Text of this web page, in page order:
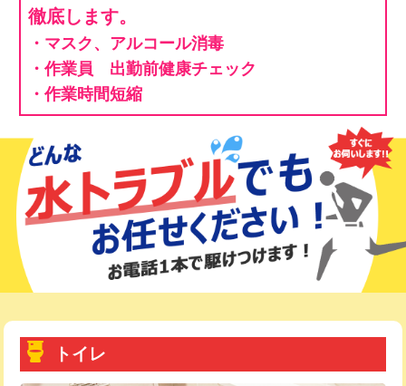
徹底します。
・マスク、アルコール消毒
・作業員 出勤前健康チェック
・作業時間短縮
トイレ